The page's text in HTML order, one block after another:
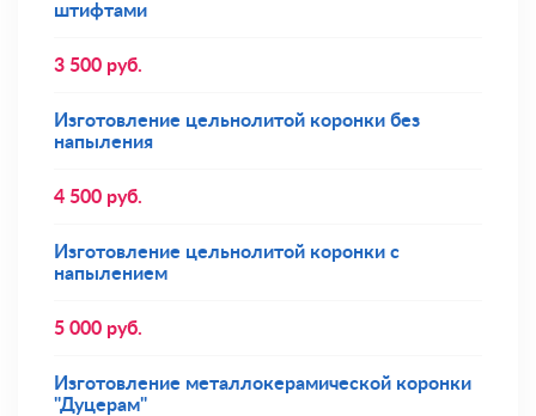
штифтами
3 500 руб.
Изготовление цельнолитой коронки без
напыления
4 500 руб.
Изготовление цельнолитой коронки с
напылением
5 000 руб.
Изготовление металлокерамической коронки
"Дуцерам"